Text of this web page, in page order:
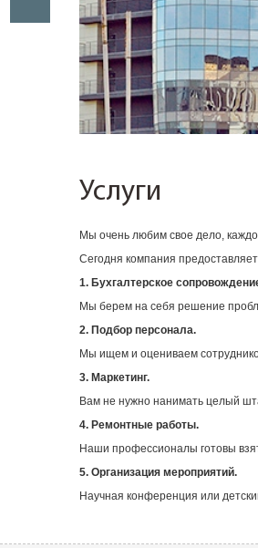
Услуги
Мы очень любим свое дело,
Сегодня компания
1. Бухгалтерское
Мы берем на себя решение
2. Подбор персонала.
Мы ищем и оцениваем
3. Маркетинг.
Вам не нужно нанимать целый
4. Ремонтные работы.
Наши профессионалы готовы
5. Организация мероприятий.
Научная конференция или